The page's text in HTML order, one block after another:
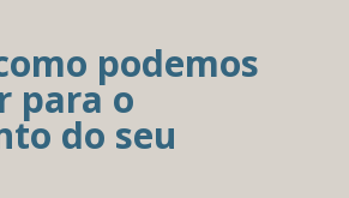
podemos
para o
do seu